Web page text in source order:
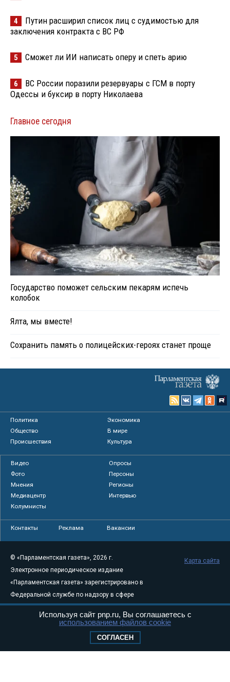
4
Путин расширил список лиц с судимостью для
заключения контракта с ВС РФ
5 Сможет ли ИИ написать оперу и спеть арию
6
ВС России поразили резервуары с ГСМ в порту
Одессы и буксир в порту Николаева
Главное сегодня
Государство поможет сельским пекарям испечь
колобок
Ялта, мы вместе!
Сохранить память о полицейских-героях станет проще
Политика
Экономика
Общество
В мире
Происшествия
Культура
Видео
Опросы
Фото
Персоны
Мнения
Регионы
Медиацентр
Интервью
Колумнисты
Контакты Реклама Вакансии
© «Парламентская газета», 2026 г.
Электронное периодическое издание
«Парламентская газета» зарегистрировано в
Федеральной службе по надзору в сфере
связи, информационных технологий и
массовых коммуникаций (Роскомнадзор) 05
Свидетельство о регистрации Эл № ФС77-
Карта сайта
Используя сайт pnp.ru, Вы соглашаетесь с
использованием файлов cookie
СОГЛАСЕН